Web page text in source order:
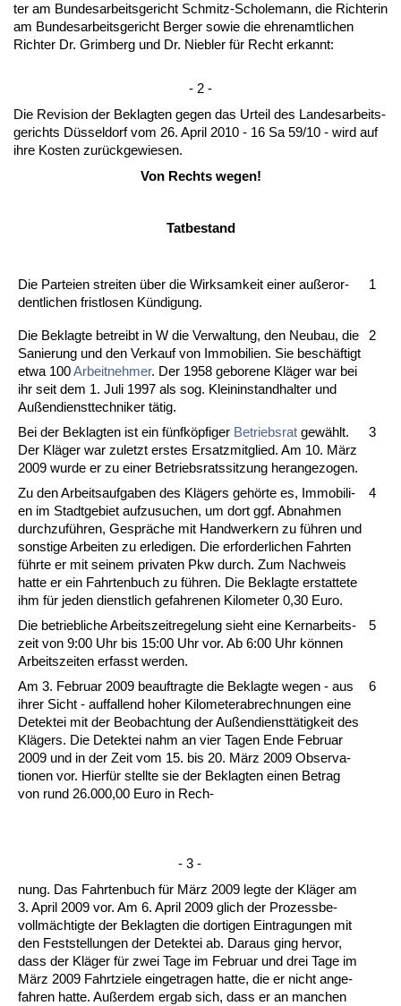
ter am Bun­des­ar­beits­ge­richt Schmitz-Scho­le­mann, die Rich­te­rin
am Bun­des­ar­beits­ge­richt Ber­ger so­wie die eh­ren­amt­li­chen
Rich­ter Dr. Grim­berg und Dr. Nie­b­ler für Recht er­kannt:
- 2 -
Die Re­vi­si­on der Be­klag­ten ge­gen das Ur­teil des Lan­des­ar­beits­
ge­richts Düssel­dorf vom 26. April 2010 - 16 Sa 59/10 - wird auf
ih­re Kos­ten zurück­ge­wie­sen.
Von Rechts we­gen!
Tat­be­stand
Die Par­tei­en strei­ten über die Wirk­sam­keit ei­ner außer­or­
dent­li­chen frist­lo­sen Kündi­gung.
1
Die Be­klag­te be­treibt in W die Ver­wal­tung, den Neu­bau, die
Sa­nie­rung und den Ver­kauf von Im­mo­bi­li­en. Sie beschäftigt
et­wa 100Ar­beit­neh­mer. Der 1958 ge­bo­re­ne Kläger war bei
ihr seit dem 1. Ju­li 1997 als sog. Klein­in­stand­hal­ter und
Außen­dienst­tech­ni­ker tätig.
2
Bei der Be­klag­ten ist ein fünfköpfi­ger Be­triebs­rat gewählt.
Der Kläger war zu­letzt ers­tes Er­satz­mit­glied. Am 10. März
2009 wur­de er zu ei­ner Be­triebs­rats­sit­zung her­an­ge­zo­gen.
3
Zu den Ar­beits­auf­ga­ben des Klägers gehörte es, Im­mo­bi­li­
en im Stadt­ge­biet auf­zu­su­chen, um dort ggf. Ab­nah­men
durch­zuführen, Gespräche mit Hand­wer­kern zu führen und
sons­ti­ge Ar­bei­ten zu er­le­di­gen. Die er­for­der­li­chen Fahr­ten
führ­te er mit sei­nem pri­va­ten Pkw durch. Zum Nach­weis
hat­te er ein Fahr­ten­buch zu führen. Die Be­klag­te er­stat­te­te
ihm für je­den dienst­lich ge­fah­re­nen Ki­lo­me­ter 0,30 Eu­ro.
4
Die be­trieb­li­che Ar­beits­zeit­re­ge­lung sieht ei­ne Ker­nar­beits­
zeit von 9:00 Uhr bis 15:00 Uhr vor. Ab 6:00 Uhr können
Ar­beits­zei­ten er­fasst wer­den.
5
Am 3. Fe­bru­ar 2009 be­auf­trag­te die Be­klag­te we­gen - aus
ih­rer Sicht - auf­fal­lend ho­her Ki­lo­me­ter­ab­rech­nun­gen ei­ne
De­tek­tei mit der Be­ob­ach­tung der Außen­diensttätig­keit des
Klägers. Die De­tek­tei nahm an vier Ta­gen En­de Fe­bru­ar
2009 und in der Zeit vom 15. bis 20. März 2009 Ob­ser­va­
tio­nen vor. Hier­für stell­te sie der Be­klag­ten ei­nen Be­trag
von rund 26.000,00 Eu­ro in Rech-
- 3 -
nung. Das Fahr­ten­buch für März 2009 leg­te der Kläger am
3. April 2009 vor. Am 6. April 2009 glich der Pro­zess­be­
vollmäch­tig­te der Be­klag­ten die dor­ti­gen Ein­tra­gun­gen mit
den Fest­stel­lun­gen der De­tek­tei ab. Dar­aus ging her­vor,
dass der Kläger für zwei Ta­ge im Fe­bru­ar und drei Ta­ge im
März 2009 Fahrt­zie­le ein­ge­tra­gen hat­te, die er nicht an­ge­
fah­ren hat­te. Außer­dem er­gab sich, dass er an man­chen
6